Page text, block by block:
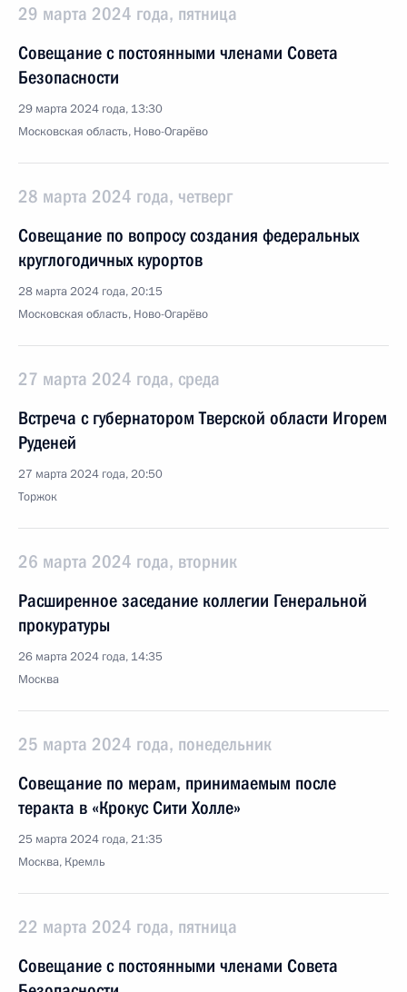
29 марта 2024 года, пятница
Совещание с постоянными членами Совета
Безопасности
29 марта 2024 года, 13:30
Московская область, Ново-Огарёво
28 марта 2024 года, четверг
Совещание по вопросу создания федеральных
круглогодичных курортов
28 марта 2024 года, 20:15
Московская область, Ново-Огарёво
27 марта 2024 года, среда
Встреча с губернатором Тверской области Игорем
Руденей
27 марта 2024 года, 20:50
Торжок
26 марта 2024 года, вторник
Расширенное заседание коллегии Генеральной
прокуратуры
26 марта 2024 года, 14:35
Москва
25 марта 2024 года, понедельник
Совещание по мерам, принимаемым после
теракта в «Крокус Сити Холле»
25 марта 2024 года, 21:35
Москва, Кремль
22 марта 2024 года, пятница
Совещание с постоянными членами Совета